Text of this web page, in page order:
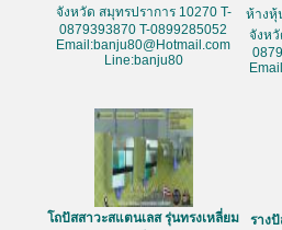
จังหวัด สมุทรปราการ 10270 T-
0879393870 T-0899285052
Email:banju80@Hotmail.com
Line:banju80
ห้างหุ้
จังห
โถปัสสาวะสแตนเลส รุ่นทรงเหลี่ยม
ราง